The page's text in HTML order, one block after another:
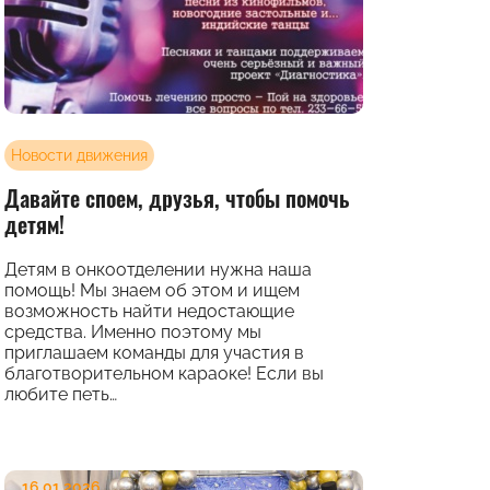
Новости движения
Давайте споем, друзья, чтобы помочь
детям!
Детям в онкоотделении нужна наша
помощь! Мы знаем об этом и ищем
возможность найти недостающие
средства. Именно поэтому мы
приглашаем команды для участия в
благотворительном караоке! Если вы
любите петь…